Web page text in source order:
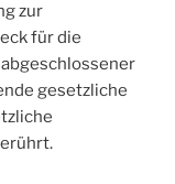
zur
für die
gesetzliche